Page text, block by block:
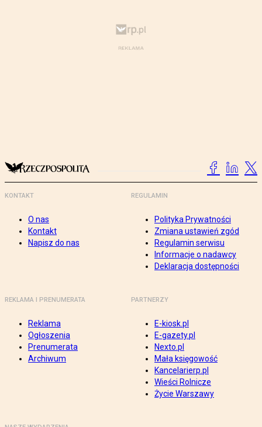
KONTAKT
O nas
Kontakt
Napisz do nas
REGULAMIN
Polityka Prywatności
Zmiana ustawień zgód
Regulamin serwisu
Informacje o nadawcy
Deklaracja dostępności
REKLAMA I PRENUMERATA
Reklama
Ogłoszenia
Prenumerata
Archiwum
PARTNERZY
E-kiosk.pl
E-gazety.pl
Nexto.pl
Mała księgowość
Kancelarierp.pl
Wieści Rolnicze
Życie Warszawy